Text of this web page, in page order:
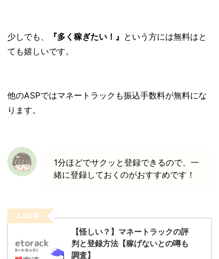
少しでも、 『多く稼ぎたい！』 という方には無料はと
ても嬉しいです。
他のASPではマネートラックも振込手数料が無料にな
ります。
1分ほどでサクッと登録できるので、一
緒に登録しておくのがおすすめです！
人気記事
【怪しい？】マネートラックの評
判と登録方法【稼げないとの噂も
調査】